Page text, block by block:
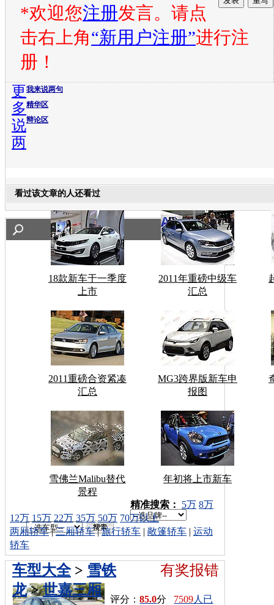
*欢迎您注册发言。请点
击右上角“新用户注册”进行注
册！
我来说两句
精华区
辩论区
更
多
说
两
看过该文章的人还看过
18款新车于一季度
上市
2011年重磅中级车
汇总
2011重磅合资紧凑
汇总
MG3跨界版新车申
报图
雪佛兰Malibu替代
景程
年初将上市新车
车型搜索：
精准搜索： 5万 8万
12万 15万 22万 35万 50万 70万以上
两厢轿车|三厢轿车|旅行轿车 | 敞篷轿车 | 运动
轿车
有奖报错
车型大全> 雪铁
龙>世嘉三厢
评分：85.0分 7509人已